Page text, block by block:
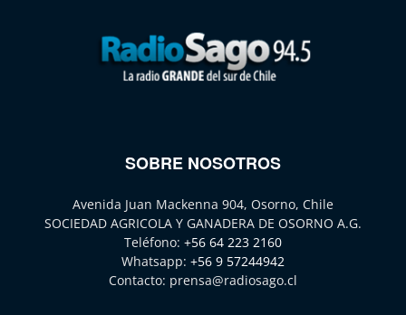
SOBRE NOSOTROS
Avenida Juan Mackenna 904, Osorno, Chile
SOCIEDAD AGRICOLA Y GANADERA DE OSORNO A.G.
Teléfono: +56 64 223 2160
Whatsapp: +56 9 57244942
Contacto: prensa@radiosago.cl